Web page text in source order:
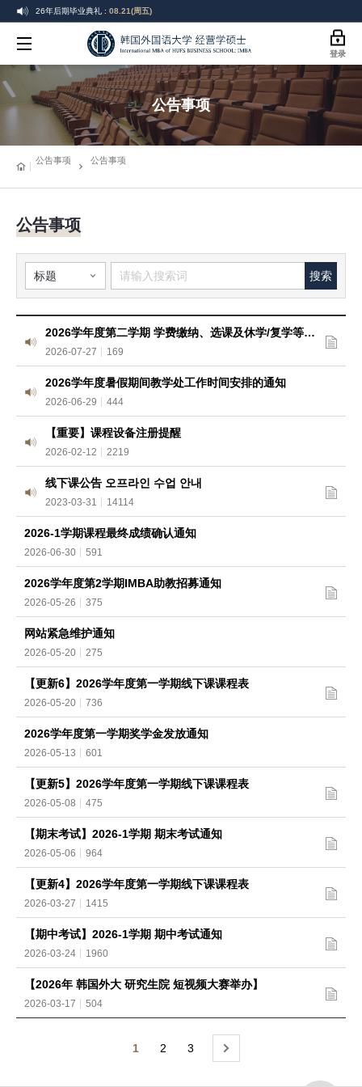
26年后期毕业典礼 : 08.21(周五)
09.01(周二)
08.19(周三) ~ 08.21(周五)
26-2学期选课变更 :09.01(周二) ~ 09.07(周一)
26-2学期学费缴纳:08.19(周三) ~ 08.25(周二)
26年后期毕业典礼 : 08.21(周五)
韩
国
外
国
语
学
商
学
院
I
M
B
A
登录
公告事项
公告事项 公告事项
公告事项
搜索
2026学年度第二学期 学费缴纳、选课及休学/复学等学业日程通知
2026-07-27 169
2026学年度暑假期间教学处工作时间安排的通知
2026-06-29 444
【重要】课程设备注册提醒
2026-02-12 2219
线下课公告 오프라인 수업 안내
2023-03-31 14114
2026-1学期课程最终成绩确认通知
2026-06-30 591
2026学年度第2学期IMBA助教招募通知
2026-05-26 375
网站紧急维护通知
2026-05-20 275
【更新6】2026学年度第一学期线下课课程表
2026-05-20 736
2026学年度第一学期奖学金发放通知
2026-05-13 601
【更新5】2026学年度第一学期线下课课程表
2026-05-08 475
【期末考试】2026-1学期 期末考试通知
2026-05-06 964
【更新4】2026学年度第一学期线下课课程表
2026-03-27 1415
【期中考试】2026-1学期 期中考试通知
2026-03-24 1960
【2026年 韩国外大 研究生院 短视频大赛举办】
2026-03-17 504
1 2 3